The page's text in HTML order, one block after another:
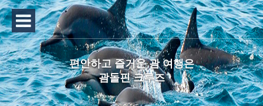
편안하고 즐거운 괌 여행은
괌돌핀 크루즈